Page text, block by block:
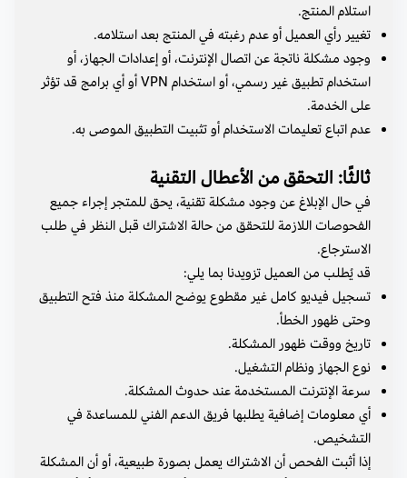
استلام المنتج.
تغيير رأي العميل أو عدم رغبته في المنتج بعد استلامه.
وجود مشكلة ناتجة عن اتصال الإنترنت، أو إعدادات الجهاز، أو
استخدام تطبيق غير رسمي، أو استخدام VPN أو أي برامج قد تؤثر
على الخدمة.
عدم اتباع تعليمات الاستخدام أو تثبيت التطبيق الموصى به.
ثالثًا: التحقق من الأعطال التقنية
في حال الإبلاغ عن وجود مشكلة تقنية، يحق للمتجر إجراء جميع
الفحوصات اللازمة للتحقق من حالة الاشتراك قبل النظر في طلب
الاسترجاع.
قد يُطلب من العميل تزويدنا بما يلي:
تسجيل فيديو كامل غير مقطوع يوضح المشكلة منذ فتح التطبيق
وحتى ظهور الخطأ.
تاريخ ووقت ظهور المشكلة.
نوع الجهاز ونظام التشغيل.
سرعة الإنترنت المستخدمة عند حدوث المشكلة.
أي معلومات إضافية يطلبها فريق الدعم الفني للمساعدة في
التشخيص.
إذا أثبت الفحص أن الاشتراك يعمل بصورة طبيعية، أو أن المشكلة